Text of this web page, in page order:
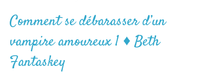
Comment se débarasser d’un
vampire amoureux 1 ♦ Beth
Fantaskey